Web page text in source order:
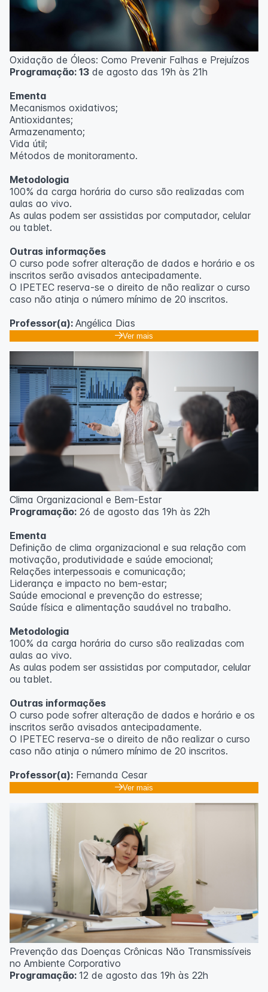
Oxidação de Óleos: Como Prevenir Falhas e Prejuízos
Programação: 13 de agosto das 19h às 21h
Ementa
Mecanismos oxidativos;
Antioxidantes;
Armazenamento;
Vida útil;
Métodos de monitoramento.
Metodologia
100% da carga horária do curso são realizadas com
aulas ao vivo.
As aulas podem ser assistidas por computador, celular
ou tablet.
Outras informações
O curso pode sofrer alteração de dados e horário e os
inscritos serão avisados ​​antecipadamente.
O IPETEC reserva-se o direito de não realizar o curso
caso não atinja o número mínimo de 20 inscritos.
Professor(a): Angélica Dias
Ver mais
Clima Organizacional e Bem-Estar
Programação: 26 de agosto das 19h às 22h
Ementa
Definição de clima organizacional e sua relação com
motivação, produtividade e saúde emocional;
Relações interpessoais e comunicação;
Liderança e impacto no bem-estar;
Saúde emocional e prevenção do estresse;
Saúde física e alimentação saudável no trabalho.
Metodologia
100% da carga horária do curso são realizadas com
aulas ao vivo.
As aulas podem ser assistidas por computador, celular
ou tablet.
Outras informações
O curso pode sofrer alteração de dados e horário e os
inscritos serão avisados ​​antecipadamente.
O IPETEC reserva-se o direito de não realizar o curso
caso não atinja o número mínimo de 20 inscritos.
Professor(a): Fernanda Cesar
Ver mais
Prevenção das Doenças Crônicas Não Transmissíveis
no Ambiente Corporativo
Programação: 12 de agosto das 19h às 22h